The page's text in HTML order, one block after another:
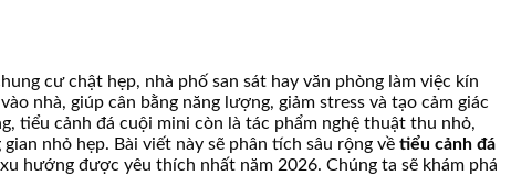
cư chật hẹp, nhà phố san sát hay văn phòng làm việc kín
nhà, giúp cân bằng năng lượng, giảm stress và tạo cảm giác
tiểu cảnh đá cuội mini còn là tác phẩm nghệ thuật thu nhỏ,
nhỏ hẹp. Bài viết này sẽ phân tích sâu rộng về tiểu cảnh đá
hướng được yêu thích nhất năm 2026. Chúng ta sẽ khám phá